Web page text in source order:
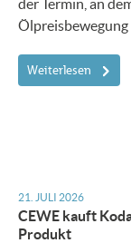
der Termin, an
Weiterlesen
21. JULI 2026
CEWE kauft
Produkt